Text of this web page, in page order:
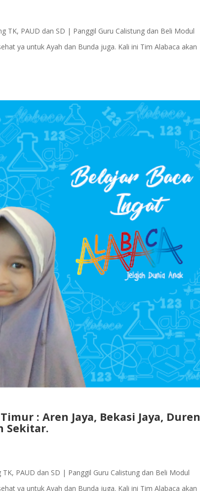
TK, PAUD dan SD | Panggil Guru Calistung dan Beli Modul
ya untuk Ayah dan Bunda juga. Kali ini Tim Alabaca akan
: Aren Jaya, Bekasi Jaya, Duren
Sekitar.
PAUD dan SD | Panggil Guru Calistung dan Beli Modul
ya untuk Ayah dan Bunda juga. Kali ini Tim Alabaca akan